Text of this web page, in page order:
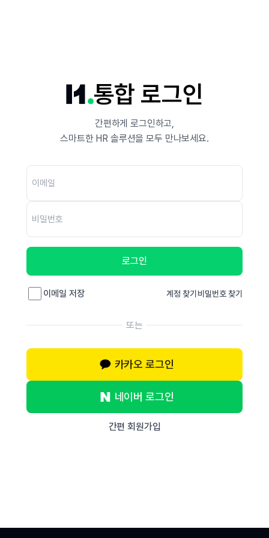
통합 로그인
간편하게 로그인하고,
스마트한 HR 솔루션을 모두 만나보세요.
이메일
비밀번호
로그인
이메일 저장 계정 찾기비밀번호 찾기
또는
카카오 로그인
네이버 로그인
간편 회원가입